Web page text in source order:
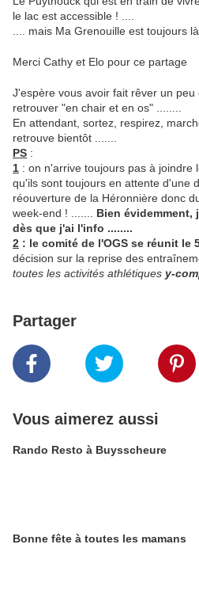
le lac est accessible ! ....
.... mais Ma Grenouille est toujours
Merci Cathy et Elo pour ce partage
J'espère vous avoir fait rêver un
retrouver "en chair et en os" ........
En attendant, sortez, respirez,
retrouve bientôt .......
PS :
1 : on n'arrive toujours pas à joindre
qu'ils sont toujours en attente d'une
réouverture de la Héronnière donc
week-end ! ....... Bien évidemment,
dès que j'ai l'info ........
2 : le comité de l'OGS se réunit le
décision sur la reprise des
toutes les activités athlétiques y-
Partager
Vous aimerez aussi
Rando Resto à Buysscheure
Bonne fête à toutes les mamans